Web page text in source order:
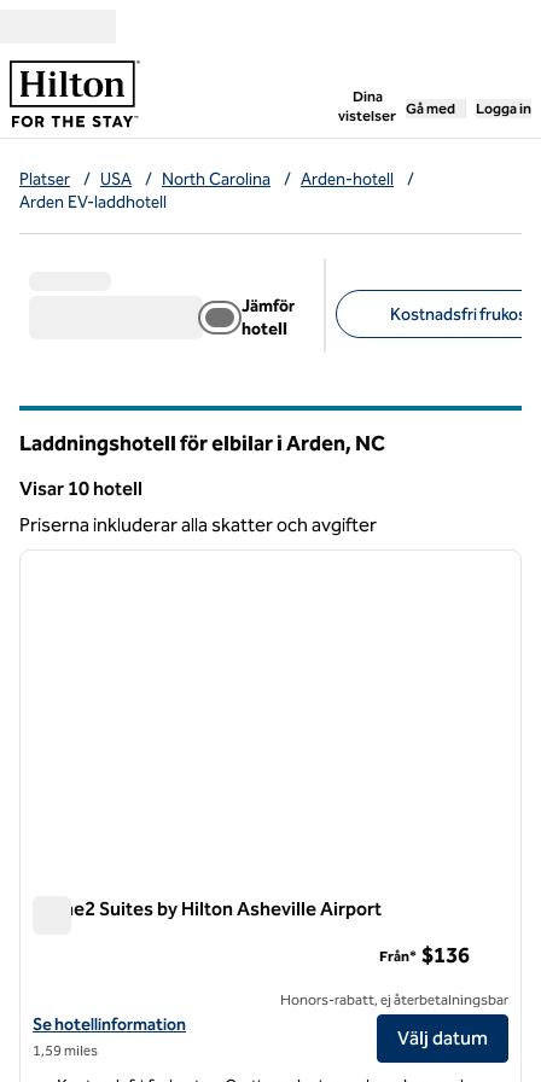
Dina
vistelser
,öppnar ny flik
Gå med Logga in
Platser / USA / North Carolina / Arden-hotell
/
Arden EV-laddhotell
Jämför
hotell
Kostnadsfri frukost
Laddningshotell för elbilar i Arden, NC
Visar 10 hotell
Visar 10 hotell
Priserna inkluderar alla skatter och avgifter
1 av 12
nästa
Home2 Suites by Hilton Asheville Airport
Visa hotelluppgifter för Home2 Suites by Hilton Asheville Airport
Se hotellinformation
1,59 miles
Från* $136
Honors-rabatt, ej återbetalningsbar
Välj datum